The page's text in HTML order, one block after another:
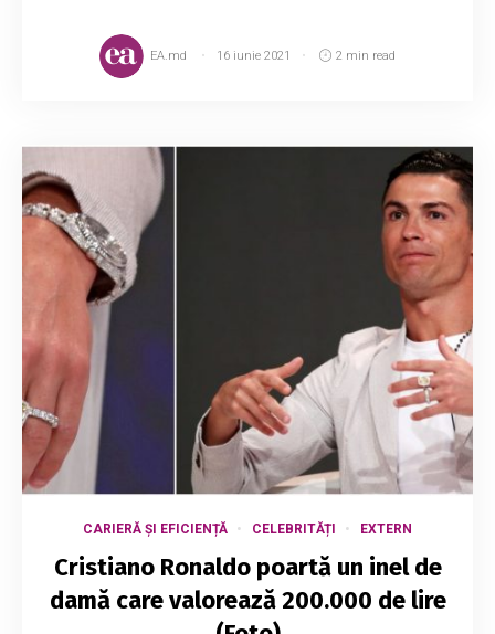
EA.md 16 iunie 2021 2 min read
CARIERĂ ȘI EFICIENȚĂ CELEBRITĂȚI EXTERN
Cristiano Ronaldo poartă un inel de
damă care valorează 200.000 de lire